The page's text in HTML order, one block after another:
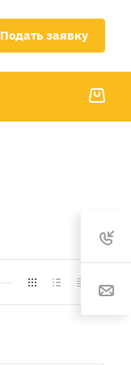
Подать заявку